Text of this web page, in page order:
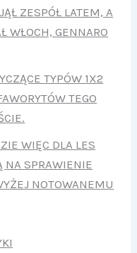
ZESPÓŁ LATEM, A
WŁOCH, GENNARO
TYPÓW 1X2
TEGO
WIĘC DLA LES
NA SPRAWIENIE
NOTOWANEMU